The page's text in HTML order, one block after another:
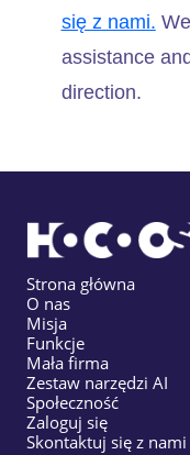
się z nami.
assistance
direction.
Strona główna
O nas
Misja
Funkcje
Mała firma
Zestaw narzędzi AI
Społeczność
Zaloguj się
Skontaktuj się z nami